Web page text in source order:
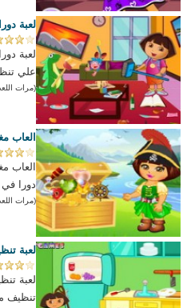
لعبة
لعبة
علي
(مرات اللعب: 5
العاب
العاب
دورا
(مرات اللعب: 5
لعبة
لعبة
تنظيف